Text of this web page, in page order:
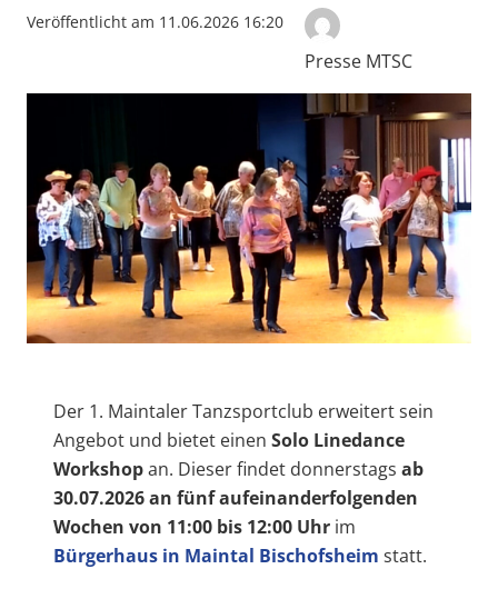
Veröffentlicht am 11.06.2026 16:20
Presse MTSC
Der 1. Maintaler Tanzsportclub erweitert sein
Angebot und bietet einen Solo Linedance
Workshopan. Dieser findet donnerstags ab
30.07.2026 an fünf aufeinanderfolgenden
Wochen von 11:00 bis 12:00 Uhr im
Bürgerhaus in Maintal Bischofsheim statt.